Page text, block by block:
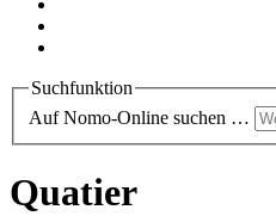
Suchfunktion
Auf Nomo-Online suchen …
Quatier